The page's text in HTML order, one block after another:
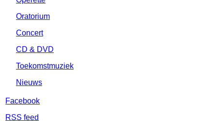
Oratorium
Concert
CD & DVD
Toekomstmuziek
Nieuws
Facebook
RSS feed